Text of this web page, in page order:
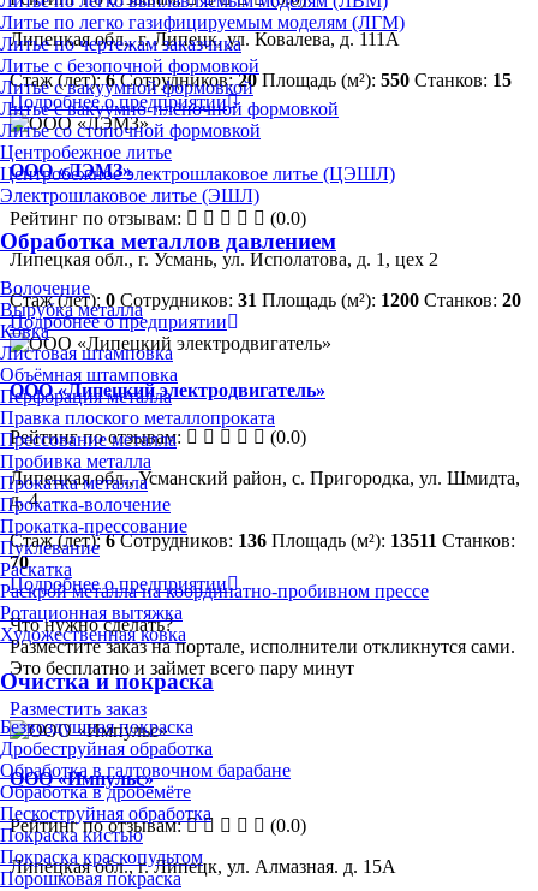
Литье по легко газифицируемым моделям (ЛГМ)
Литье по чертежам заказчика
Литье с безопочной формовкой
Литье с вакуумной формовкой
Литье с вакуумно-плёночной формовкой
Литье со стопочной формовкой
Центробежное литье
Центробежное электрошлаковое литье (ЦЭШЛ)
Электрошлаковое литье (ЭШЛ)
Обработка металлов давлением
Волочение
Вырубка металла
Ковка
Листовая штамповка
Объёмная штамповка
Перфорация металла
Правка плоского металлопроката
Прессование металла
Пробивка металла
Прокатка металла
Прокатка-волочение
Прокатка-прессование
Пуклевание
Раскатка
Раскрой металла на координатно-пробивном прессе
Ротационная вытяжка
Художественная ковка
Очистка и покраска
Безвоздушная покраска
Дробеструйная обработка
Обработка в галтовочном барабане
Обработка в дробемёте
Пескоструйная обработка
Покраска кистью
Покраска краскопультом
Порошковая покраска
Липецкая обл., г. Липецк, ул. Ковалева, д. 111А
Стаж (лет):6 Сотрудников:20 Площадь (м²): 550 Станков: 15
Подробнее о предприятии
ООО «ЛЭМЗ»
Рейтинг по отзывам:
(0.0)
Липецкая обл., г. Усмань, ул. Исполатова, д. 1, цех 2
Стаж (лет): 0 Сотрудников: 31 Площадь (м²): 1200 Станков: 20
Подробнее о предприятии
ООО «Липецкий электродвигатель»
Рейтинг по отзывам:
(0.0)
Липецкая обл., Усманский район, с. Пригородка, ул. Шмидта,
д. 4
Стаж (лет):6 Сотрудников: 136 Площадь (м²): 13511 Станков:
70
Подробнее о предприятии
Что нужно сделать?
Разместите заказ на портале, исполнители откликнутся сами.
Это бесплатно и займет всего пару минут
Разместить заказ
ООО «Импульс»
Рейтинг по отзывам:
(0.0)
Липецкая обл., г. Липецк, ул. Алмазная. д. 15А